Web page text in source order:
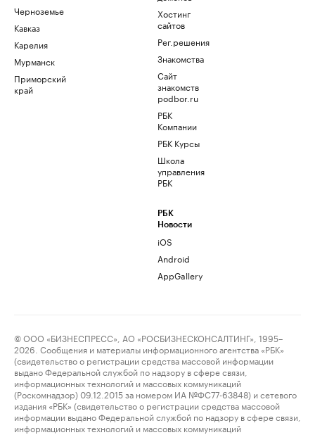
Черноземье
Кавказ
Карелия
Мурманск
Приморский
край
Хостинг
сайтов
Рег.решения
Знакомства
Сайт
знакомств
podbor.ru
РБК
Компании
РБК Курсы
Школа
управления
РБК
РБК
Новости
iOS
Android
AppGallery
© ООО «БИЗНЕСПРЕСС», АО «РОСБИЗНЕСКОНСАЛТИНГ», 1995–
2026. Сообщения и материалы информационного агентства «РБК»
(свидетельство о регистрации средства массовой информации
выдано Федеральной службой по надзору в сфере связи,
информационных технологий и массовых коммуникаций
(Роскомнадзор) 09.12.2015 за номером ИА №ФС77-63848) и сетевого
издания «РБК» (свидетельство о регистрации средства массовой
информации выдано Федеральной службой по надзору в сфере связи,
информационных технологий и массовых коммуникаций